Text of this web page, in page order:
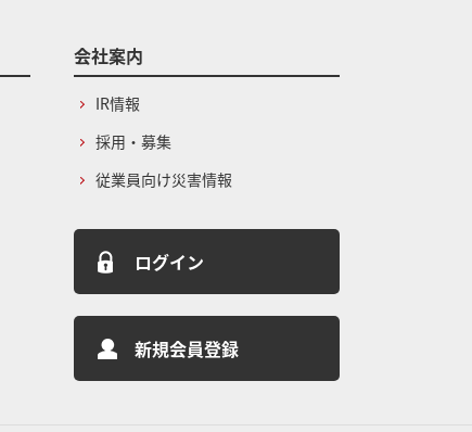
会社案内
IR情報
採用・募集
従業員向け災害情報
ログイン
新規会員登録